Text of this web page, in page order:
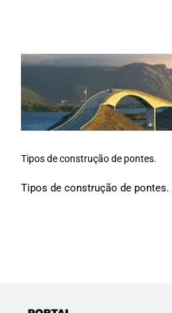
Tipos de construção de pontes.
Tipos de construção de pontes.